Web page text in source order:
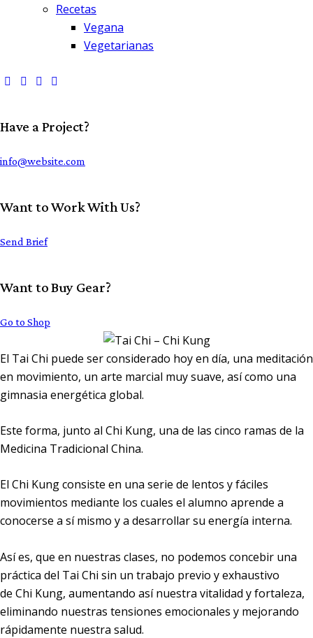
Recetas
Vegana
Vegetarianas
Have a Project?
info@website.com
Want to Work With Us?
Send Brief
Want to Buy Gear?
Go to Shop
El Tai Chi puede ser considerado hoy en día, una meditación
en movimiento, un arte marcial muy suave, así como una
gimnasia energética global.
Este forma, junto al Chi Kung, una de las cinco ramas de la
Medicina Tradicional China.
El Chi Kungconsiste en una serie de lentos y fáciles
movimientos mediante los cuales el alumno aprende a
conocerse a sí mismo y a desarrollar su energía interna.
Así es, que en nuestras clases, no podemos concebir una
práctica del Tai Chi sin un trabajo previo y exhaustivo
de Chi Kung, aumentando así nuestra vitalidad y fortaleza,
eliminando nuestras tensiones emocionales y mejorando
rápidamente nuestra salud.